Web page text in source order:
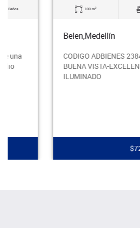
Belen,Medellín
CODIGO ADBIENES 2384-
BUENA VISTA-EXCELENTE
$720,000,000